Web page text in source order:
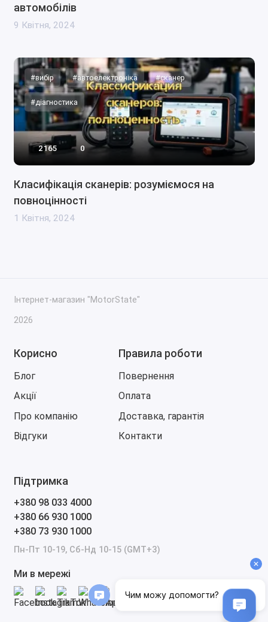
автомобілів
9 Квітня, 2024
#вибір #автоелектроніка #сканер
#діагностика
2165 0
Класифікація сканерів: розуміємося на
повноцінності
1 Квітня, 2024
Інтернет-магазин "MotorState"
2026
Корисно
Блог
Акції
Про компанію
Відгуки
Правила роботи
Повернення
Оплата
Доставка, гарантія
Контакти
Підтримка
+380 98 033 4000
+380 66 930 1000
+380 73 930 1000
Пн-Пт 10-19, Сб-Нд 10-15 (GMT+3)
Ми в мережі